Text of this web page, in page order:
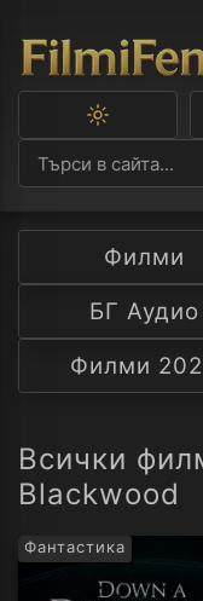
тъмна
тема
Филми
БГ Аудио
Филми
Всички
Blackwood
Фантастика